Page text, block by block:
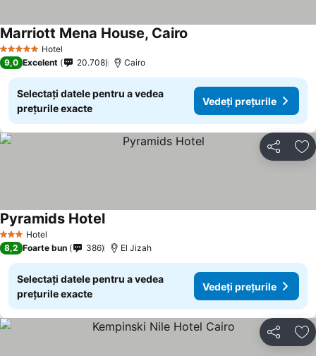
5 Stele Hotel
Marriott Mena House, Cairo
9,0 Excelent 20.708 Cairo
Selectați datele pentru a vedea
prețurile exacte
Vedeți prețurile
Distribuiți
3 SteleHotel
Pyramids Hotel
8,2 Foarte bun 386 El Jizah
Selectați datele pentru a vedea
prețurile exacte
Vedeți prețurile
Distribuiți